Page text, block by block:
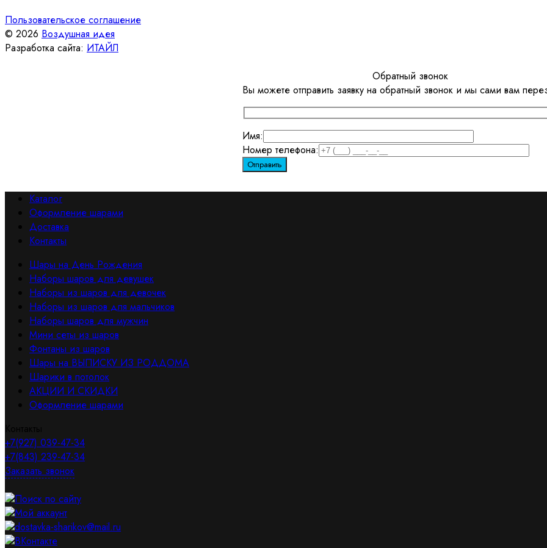
Пользовательское соглашение
© 2026 Воздушная идея
Разработка сайта: ИТАЙЛ
Обратный звонок
Вы можете отправить заявку на обратный звонок и мы сами вам
Имя:
Номер телефона:
Каталог
Оформление шарами
Доставка
Контакты
Шары на День Рождения
Наборы шаров для девушек
Наборы из шаров для девочек
Наборы из шаров для мальчиков
Наборы шаров для мужчин
Мини сеты из шаров
Фонтаны из шаров
Шары на ВЫПИСКУ ИЗ РОДДОМА
Шарики в потолок
АКЦИИ И СКИДКИ
Оформление шарами
+7(927) 039-47-34
+7(843) 239-47-34
Заказать звонок
Поиск по сайту
Мой аккаунт
dostavka-sharikov@mail.ru
ВКонтакте